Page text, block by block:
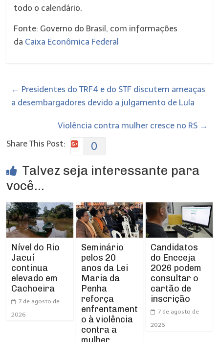
todo o calendário.
Fonte: Governo do Brasil, com informações
da Caixa Econômica Federal
← Presidentes do TRF4 e do STF discutem ameaças
a desembargadores devido a julgamento de Lula
Violência contra mulher cresce no RS →
Share This Post:
0
Talvez seja interessante para
você...
Nível do Rio
Jacuí
continua
elevado em
Cachoeira
7 de agosto de
2026
Seminário
pelos 20
anos da Lei
Maria da
Penha
reforça
enfrentament
o à violência
contra a
Candidatos
do Encceja
2026 podem
consultar o
cartão de
inscrição
7 de agosto de
2026